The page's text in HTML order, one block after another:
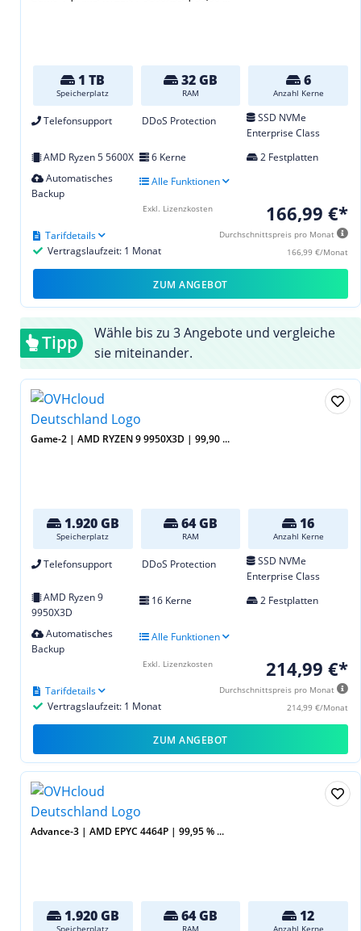
1 TB
Speicherplatz
32 GB
RAM
6
Anzahl Kerne
Telefonsupport DDoS Protection
SSD NVMe
Enterprise Class
AMD Ryzen 5 5600X
6 Kerne
2 Festplatten
Automatisches
Backup
Alle Funktionen
166,99 €*
Durchschnittspreis pro Monat
166,99 €/Monat
Vertragslaufzeit: 1 Monat
Tarifdetails
Exkl. Lizenzkosten
ZUM ANGEBOT
Tipp
Wähle bis zu 3 Angebote und vergleiche
sie miteinander.
Game-2 | AMD RYZEN 9 9950X3D | 99,90 ...
1.920 GB
Speicherplatz
64 GB
RAM
16
Anzahl Kerne
Telefonsupport DDoS Protection
SSD NVMe
Enterprise Class
AMD Ryzen 9
9950X3D
16 Kerne 2 Festplatten
Automatisches
Backup
Alle Funktionen
214,99 €*
Durchschnittspreis pro Monat
214,99 €/Monat
Vertragslaufzeit: 1 Monat
Tarifdetails
Exkl. Lizenzkosten
ZUM ANGEBOT
Advance-3 | AMD EPYC 4464P | 99,95 % ...
1.920 GB
Speicherplatz
64 GB
RAM
12
Anzahl Kerne